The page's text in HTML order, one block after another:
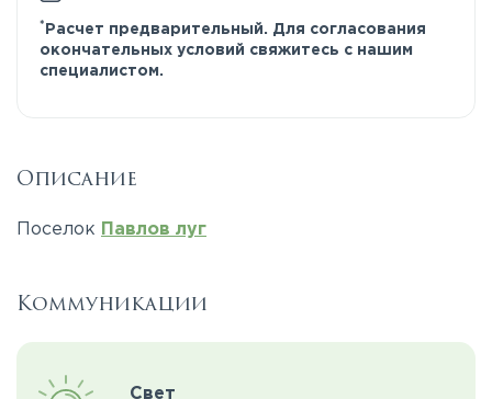
* Расчет предварительный. Для согласования
окончательных условий свяжитесь с нашим
специалистом.
Описание
Поселок Павлов луг
Коммуникации
Свет